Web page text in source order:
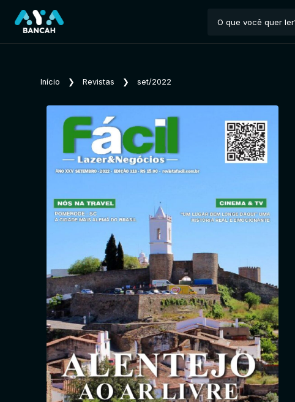
Início ❯ Revistas ❯ set/2022